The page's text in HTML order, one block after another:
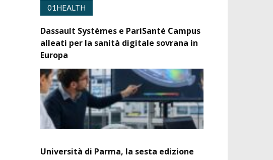
01HEALTH
Dassault Systèmes e PariSanté Campus
alleati per la sanità digitale sovrana in
Europa
Università di Parma, la sesta edizione